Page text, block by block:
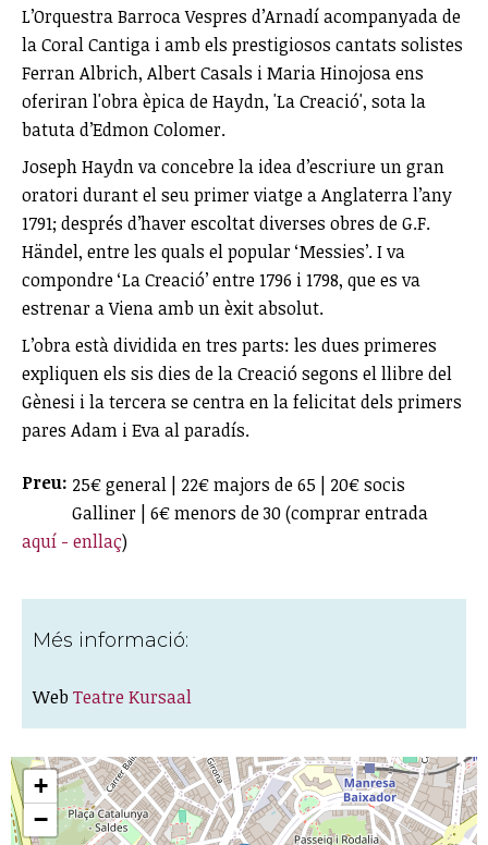
L’Orquestra Barroca Vespres d’Arnadí acompanyada de
la Coral Cantiga i amb els prestigiosos cantats solistes
Ferran Albrich, Albert Casals i Maria Hinojosa ens
oferiran l'obra èpica de Haydn, 'La Creació', sota la
batuta d’Edmon Colomer.
Joseph Haydn va concebre la idea d’escriure un gran
oratori durant el seu primer viatge a Anglaterra l’any
1791; després d’haver escoltat diverses obres de G.F.
Händel, entre les quals el popular ‘Messies’. I va
compondre ‘La Creació’ entre 1796 i 1798, que es va
estrenar a Viena amb un èxit absolut.
L’obra està dividida en tres parts: les dues primeres
expliquen els sis dies de la Creació segons el llibre del
Gènesi i la tercera se centra en la felicitat dels primers
pares Adam i Eva al paradís.
Preu: 25€ general | 22€ majors de 65 | 20€ socis
Galliner | 6€ menors de 30 (comprar entrada
aquí - enllaç)
Més informació:
Web Teatre Kursaal
+
−